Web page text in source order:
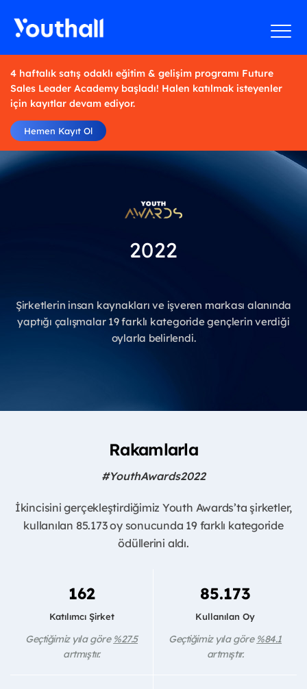
4 haftalık satış odaklı eğitim & gelişim programı Future
Sales Leader Academy başladı! Halen katılmak isteyenler
için kayıtlar devam ediyor.
Hemen Kayıt Ol
2022
Şirketlerin insan kaynakları ve işveren markası alanında
yaptığı çalışmalar 19 farklı kategoride gençlerin verdiği
oylarla belirlendi.
Rakamlarla
#YouthAwards2022
İkincisini gerçekleştirdiğimiz Youth Awards’ta şirketler,
kullanılan 85.173 oy sonucunda 19 farklı kategoride
ödüllerini aldı.
162
Katılımcı Şirket
Geçtiğimiz yıla göre %27.5
artmıştır.
85.173
Kullanılan Oy
Geçtiğimiz yıla göre %84.1
artmıştır.